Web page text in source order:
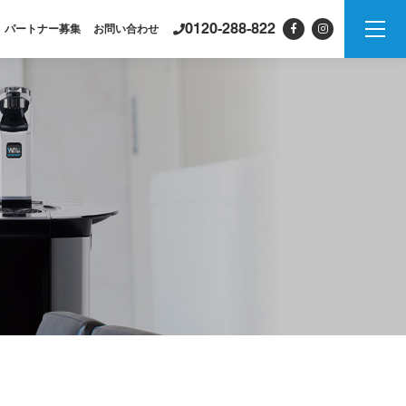
パートナー募集 お問い合わせ 0120-288-822
製品情報